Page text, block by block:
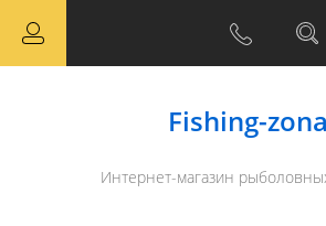
Fishing-zona
Интернет-магазин